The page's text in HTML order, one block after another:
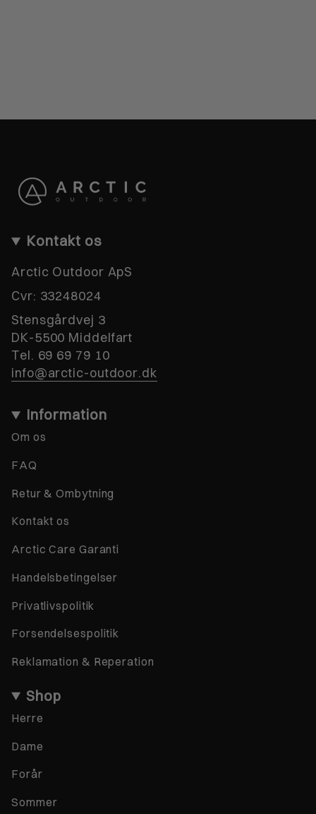
Kontakt os
Arctic Outdoor ApS
Cvr: 33248024
Stensgårdvej 3
DK-5500 Middelfart
Tel. 69 69 79 10
info@arctic-outdoor.dk
Information
Om os
FAQ
Retur & Ombytning
Kontakt os
Arctic Care Garanti
Handelsbetingelser
Privatlivspolitik
Forsendelsespolitik
Reklamation & Reperation
Shop
Herre
Dame
Forår
Sommer